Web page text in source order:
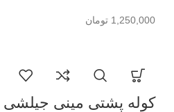
1,250,000 تومان
کوله پشتی مینی جیلشی